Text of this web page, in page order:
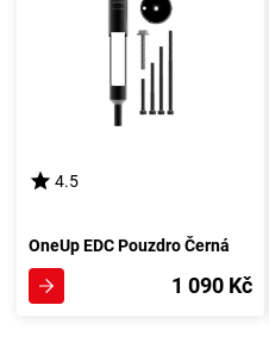
4.5
OneUp EDC Pouzdro Černá
1 090 Kč